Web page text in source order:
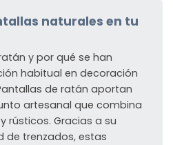
naturales en tu
y por qué se han
habitual en decoración
de ratán aportan
artesanal que combina
rústicos. Gracias a su
de trenzados, estas